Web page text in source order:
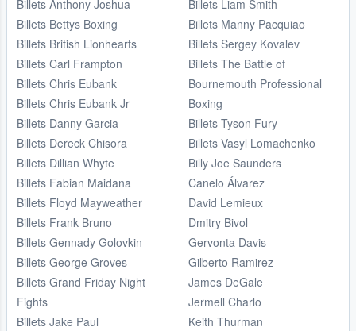
Billets Anthony Joshua
Billets Bettys Boxing
Billets British Lionhearts
Billets Carl Frampton
Billets Chris Eubank
Billets Chris Eubank Jr
Billets Danny Garcia
Billets Dereck Chisora
Billets Dillian Whyte
Billets Fabian Maidana
Billets Floyd Mayweather
Billets Frank Bruno
Billets Gennady Golovkin
Billets George Groves
Billets Grand Friday Night
Fights
Billets Jake Paul
Billets Liam Smith
Billets Manny Pacquiao
Billets Sergey Kovalev
Billets The Battle of
Bournemouth Professional
Boxing
Billets Tyson Fury
Billets Vasyl Lomachenko
Billy Joe Saunders
Canelo Álvarez
David Lemieux
Dmitry Bivol
Gervonta Davis
Gilberto Ramirez
James DeGale
Jermell Charlo
Keith Thurman